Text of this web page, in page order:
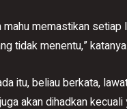
mahu memastikan
tidak menentu,” katanya.
itu, beliau berkata,
akan dihadkan